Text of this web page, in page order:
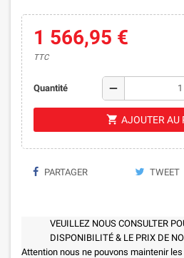
1 566,95 €
TTC
Quantité remove
shopping_cart AJOUTER AU
PARTAGER TWEET
VEUILLEZ NOUS CONSULTER
DISPONIBILITÉ & LE PRIX DE
Attention nous ne pouvons maintenir